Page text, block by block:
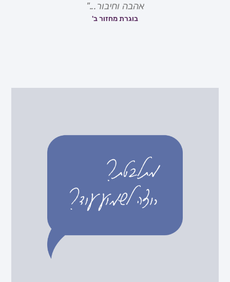
אהבה וחיבור..."
בוגרת מחזור ב'